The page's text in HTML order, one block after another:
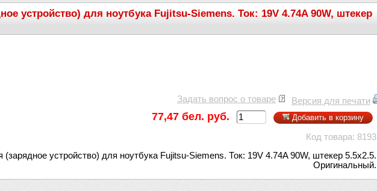
19V 4.74A 90W, штекер 5.5x2.5.
устройство) для ноутбука Fujitsu-Siemens. Ток: 19V 4.74A 90W, штекер
Версия для печати
Задать вопрос о товаре
77,47 бел. руб. Добавить в корзину
Код товара: 8193
(зарядное устройство) для ноутбука Fujitsu-Siemens. Ток: 19V 4.74A 90W, штекер 5.5x2.5.
Оригинальный.